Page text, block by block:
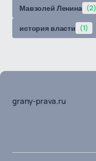
Мавзолей Ленина (2)
история власти (1)
grany-prava.ru